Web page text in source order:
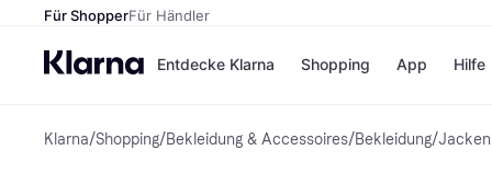
Für ShopperFür Händler
Entdecke Klarna
Zahlungsmethoden
Shopping
Shops
App Hilfe
Klarna/Shopping/Bekleidung & Accessoires/Bekleidung/Jacken